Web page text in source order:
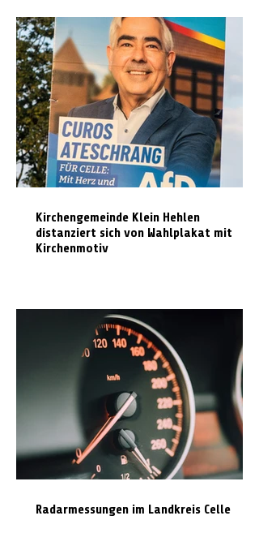
Kirchengemeinde Klein Hehlen
distanziert sich von Wahlplakat mit
Kirchenmotiv
Radarmessungen im Landkreis Celle